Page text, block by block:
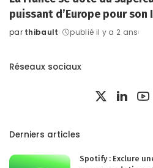
puissant d’Europe pour son
Posted
par thibault publié il y a 2 ans
Réseaux sociaux
Derniers articles
Spotify : Exclure